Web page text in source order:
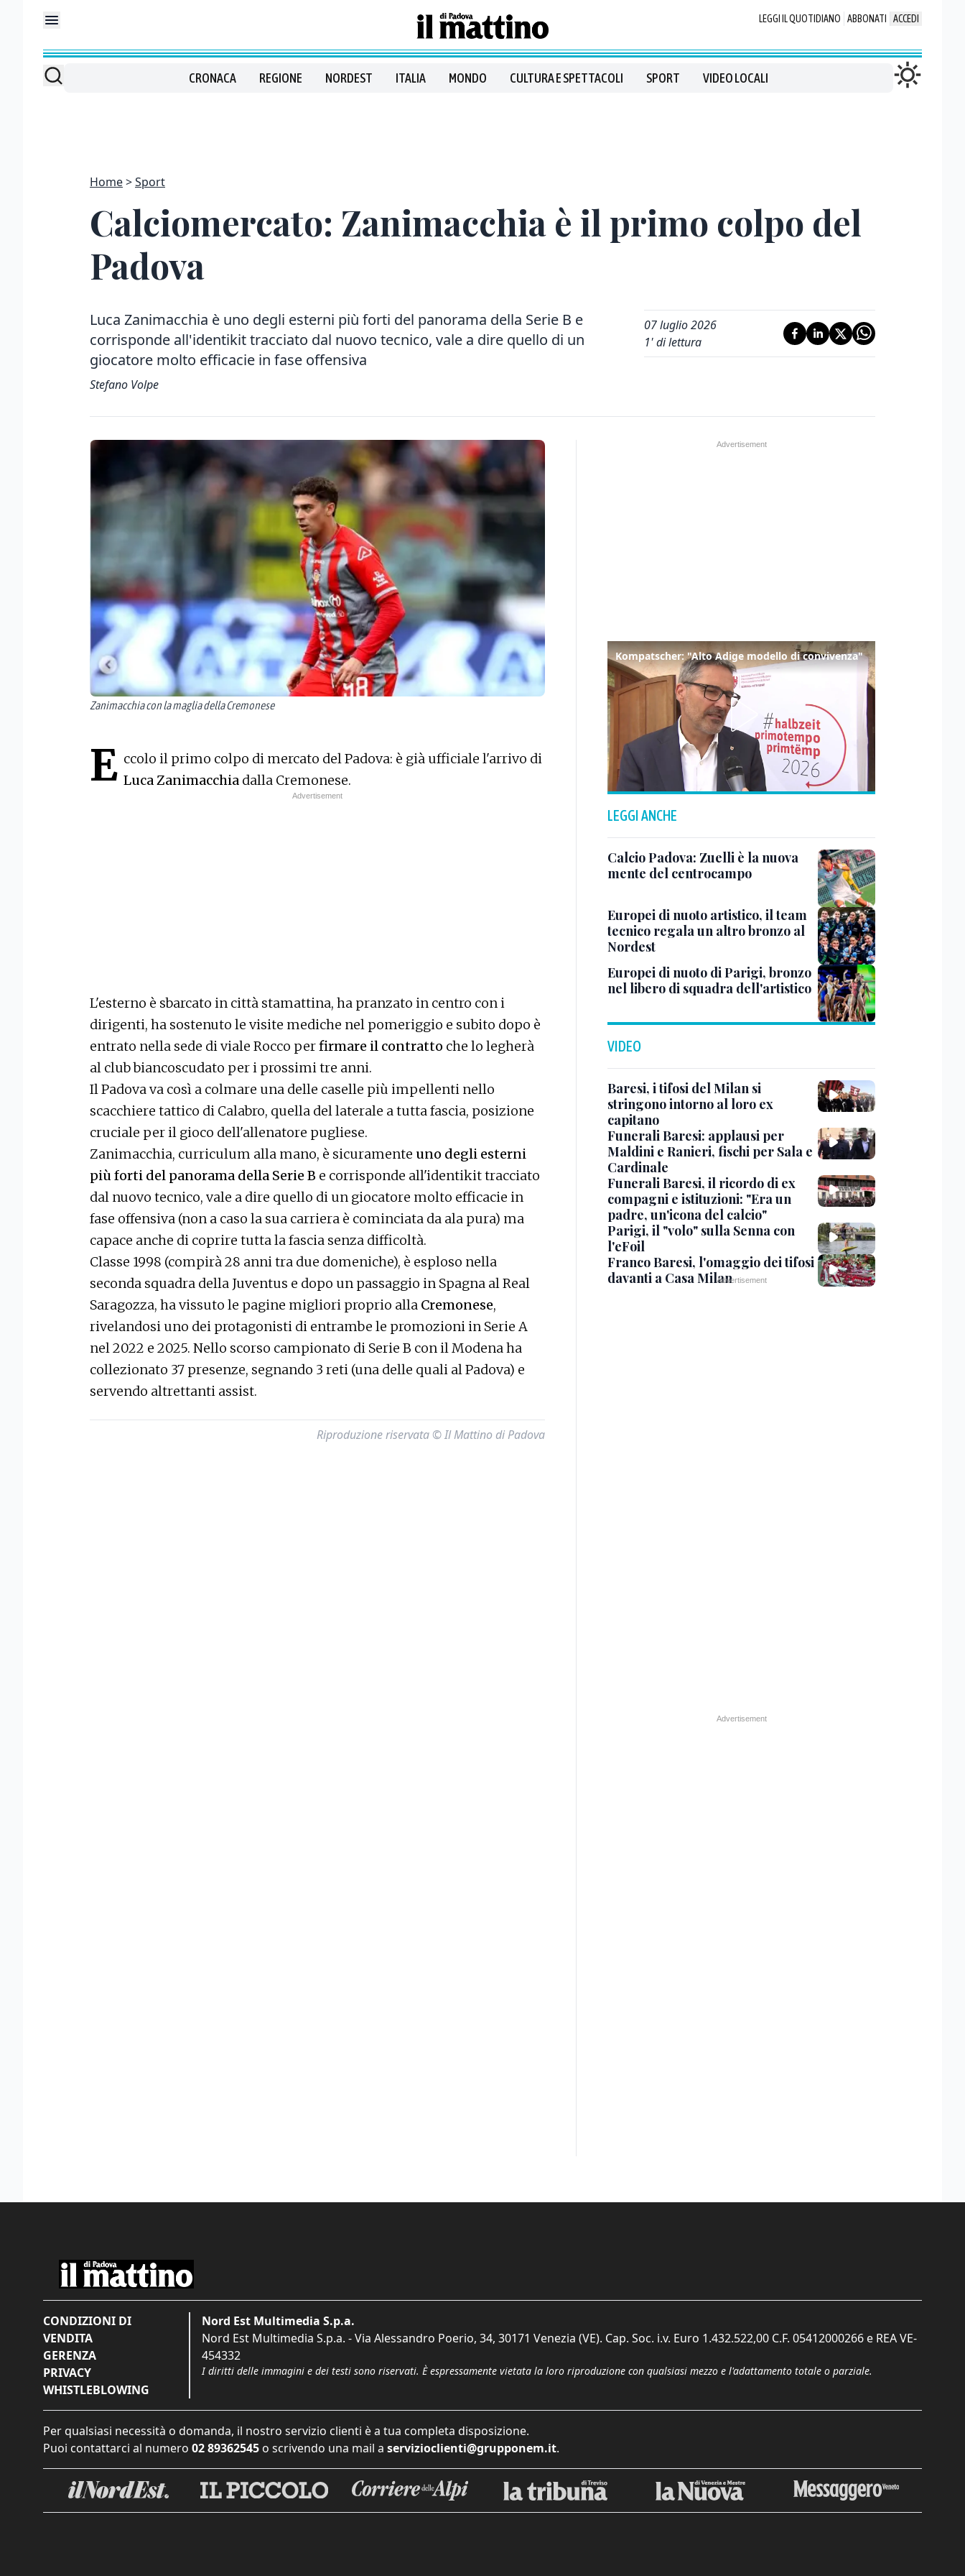
LEGGI IL QUOTIDIANO ABBONATI ACCEDI
CRONACA REGIONE NORDEST ITALIA MONDO CULTURA E SPETTACOLI SPORT VIDEO LOCALI
Home Sport
Calciomercato: Zanimacchia è il primo colpo del
Padova
Luca Zanimacchia è uno degli esterni più forti del panorama della Serie B e
corrisponde all'identikit tracciato dal nuovo tecnico, vale a dire quello di un
giocatore molto efficacie in fase offensiva
Stefano Volpe
07 luglio 2026
1' di lettura
Zanimacchia con la maglia della Cremonese
E ccolo il primo colpo di mercato del Padova: è già ufficiale l'arrivo di
Luca Zanimacchia dalla Cremonese.
L'esterno è sbarcato in città stamattina, ha pranzato in centro con i
dirigenti, ha sostenuto le visite mediche nel pomeriggio e subito dopo è
entrato nella sede di viale Rocco perfirmare il contratto che lo legherà
al club biancoscudato per i prossimi tre anni.
Il Padova va così a colmare una delle caselle più impellenti nello
scacchiere tattico di Calabro, quella del laterale a tutta fascia, posizione
cruciale per il gioco dell'allenatore pugliese.
Zanimacchia, curriculum alla mano, è sicuramente uno degli esterni
più forti del panorama della Serie B e corrisponde all'identikit tracciato
dal nuovo tecnico, vale a dire quello di un giocatore molto efficacie in
fase offensiva (non a caso la sua carriera è cominciata da ala pura) ma
capace anche di coprire tutta la fascia senza difficoltà.
Classe 1998 (compirà 28 anni tra due domeniche), è esploso nella
seconda squadra della Juventus e dopo un passaggio in Spagna al Real
Saragozza, ha vissuto le pagine migliori proprio alla Cremonese,
rivelandosi uno dei protagonisti di entrambe le promozioni in Serie A
nel 2022 e 2025. Nello scorso campionato di Serie B con il Modena ha
collezionato 37 presenze, segnando 3 reti (una delle quali al Padova) e
servendo altrettanti assist.
Riproduzione riservata © Il Mattino di Padova
Kompatscher: "Alto Adige modello di convivenza"
LEGGI ANCHE
Calcio Padova: Zuelli è la nuova
mente del centrocampo
Europei di nuoto artistico, il team
tecnico regala un altro bronzo al
Nordest
Europei di nuoto di Parigi, bronzo
nel libero di squadra dell'artistico
VIDEO
Baresi, i tifosi del Milan si
stringono intorno al loro ex
capitano
Funerali Baresi: applausi per
Maldini e Ranieri, fischi per Sala e
Cardinale
Funerali Baresi, il ricordo di ex
compagni e istituzioni: "Era un
padre, un'icona del calcio"
Parigi, il "volo" sulla Senna con
l'eFoil
Franco Baresi, l'omaggio dei tifosi
davanti a Casa Milan
CONDIZIONI DI
VENDITA
GERENZA
PRIVACY
WHISTLEBLOWING
Nord Est Multimedia S.p.a.
Nord Est Multimedia S.p.a. - Via Alessandro Poerio, 34, 30171 Venezia (VE). Cap. Soc. i.v. Euro 1.432.522,00 C.F. 05412000266 e REA VE-
454332
I diritti delle immagini e dei testi sono riservati. È espressamente vietata la loro riproduzione con qualsiasi mezzo e l'adattamento totale o parziale.
Per qualsiasi necessità o domanda, il nostro servizio clienti è a tua completa disposizione.
Puoi contattarci al numero 02 89362545 o scrivendo una mail a servizioclienti@grupponem.it.